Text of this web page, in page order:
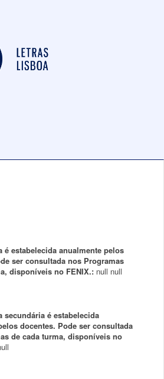
é estabelecida anualmente pelos
ser consultada nos Programas
disponíveis no FENIX.: null null
secundária é estabelecida
docentes. Pode ser consultada
de cada turma, disponíveis no